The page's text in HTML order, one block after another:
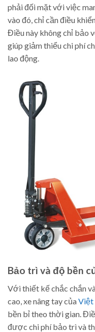
phải đối mặt với việc
vào đó, chỉ cần điều
Điều này không chỉ bảo
giúp giảm thiểu chi phí
lao động.
Bảo trì và độ bền
Với thiết kế chắc chắn
cao, xe nâng tay củaViệt
bền bỉ theo thời gian.
được chi phí bảo trì và